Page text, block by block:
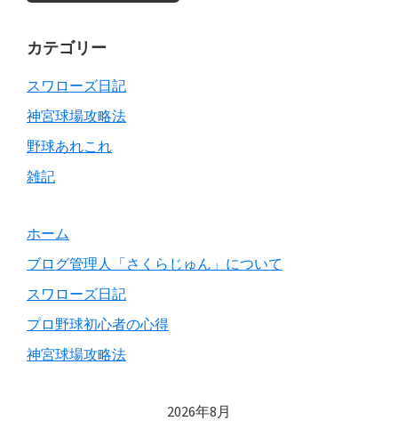
Primary
Sidebar
カテゴリー
スワローズ日記
神宮球場攻略法
野球あれこれ
雑記
ホーム
ブログ管理人「さくらじゅん」について
スワローズ日記
プロ野球初心者の心得
神宮球場攻略法
2026年8月